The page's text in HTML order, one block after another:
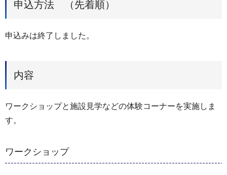
申込方法 （先着順）
申込みは終了しました。
内容
ワークショップと施設見学などの体験コーナーを実施しま
す。
ワークショップ